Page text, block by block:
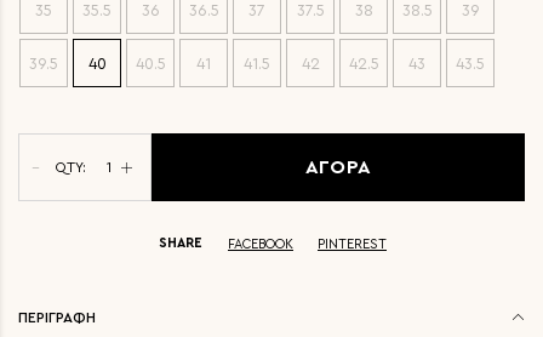
35 35.5 36 36.5 37 37.5 38 38.5 39
39.5 40 40.5 41 41.5 42 42.5 43 43.5
QTY: ΑΓΟΡΑ
SHARE FACEBOOK PINTEREST
ΠΕΡΙΓΡΑΦΗ